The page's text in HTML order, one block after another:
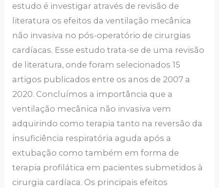
estudo é investigar através de revisão de
literatura os efeitos da ventilação mecânica
não invasiva no pós-operatório de cirurgias
cardíacas. Esse estudo trata-se de uma revisão
de literatura, onde foram selecionados 15
artigos publicados entre os anos de 2007 a
2020. Concluímos a importância que a
ventilação mecânica não invasiva vem
adquirindo como terapia tanto na reversão da
insuficiência respiratória aguda após a
extubação como também em forma de
terapia profilática em pacientes submetidos à
cirurgia cardíaca. Os principais efeitos